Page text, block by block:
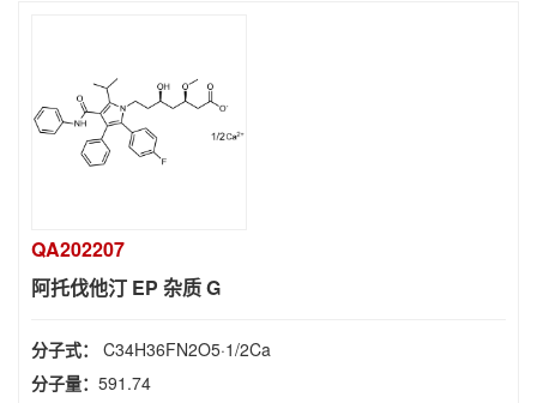
QA202207
阿托伐他汀 EP 杂质 G
分子式： C34H36FN2O5·1/2Ca
分子量： 591.74